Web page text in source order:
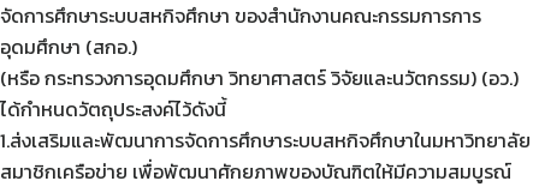
ข้อมูลจำนวนนักศึกษา
คลังหน่วยกิต (Credit Bank)
คู่มือหลักสูตร
จัดการศึกษาระบบสหกิจศึกษา ของสำนักงานคณะกรรมการการ
อุดมศึกษา (สกอ.)
(หรือ กระทรวงการอุดมศึกษา วิทยาศาสตร์ วิจัยและนวัตกรรม) (อว.)
ได้กำหนดวัตถุประสงค์ไว้ดังนี้
1.ส่งเสริมและพัฒนาการจัดการศึกษาระบบสหกิจศึกษาในมหาวิทยาลัย
สมาชิกเครือข่าย เพื่อพัฒนาศักยภาพของบัณฑิตให้มีความสมบูรณ์